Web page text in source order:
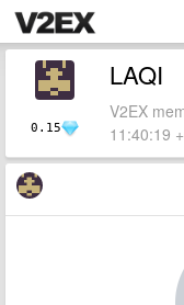
0.15
LAQI
V2EX
11:40:19